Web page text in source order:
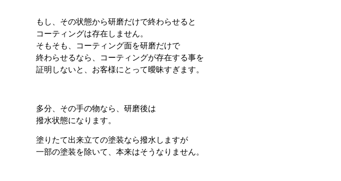
もし、その状態から研磨だけで終わらせると
コーティングは存在しません。
そもそも、コーティング面を研磨だけで
終わらせるなら、コーティングが存在する事を
証明しないと、お客様にとって曖昧すぎます。
多分、その手の物なら、研磨後は
撥水状態になります。
塗りたて出来立ての塗装なら撥水しますが
一部の塗装を除いて、本来はそうなりません。